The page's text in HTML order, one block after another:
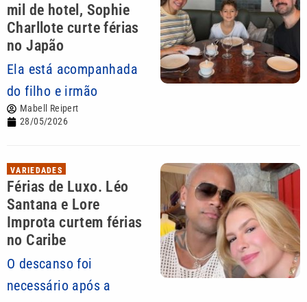
mil de hotel, Sophie
Charllote curte férias
no Japão
Ela está acompanhada
do filho e irmão
Mabell Reipert
28/05/2026
VARIEDADES
Férias de Luxo. Léo
Santana e Lore
Improta curtem férias
no Caribe
O descanso foi
necessário após a